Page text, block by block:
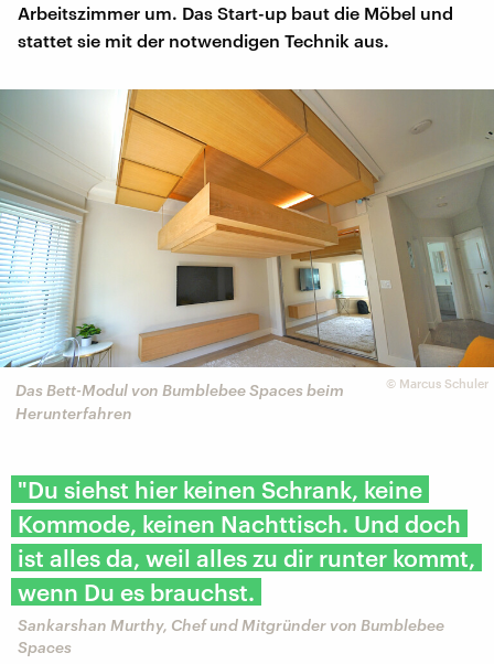
Arbeitszimmer um. Das Start-up baut die Möbel und
stattet sie mit der notwendigen Technik aus.
© Marcus Schuler
Das Bett-Modul von Bumblebee Spaces beim
Herunterfahren
"Du siehst hier keinen Schrank, keine
Kommode, keinen Nachttisch. Und doch
ist alles da, weil alles zu dir runter kommt,
wenn Du es brauchst.
Sankarshan Murthy, Chef und Mitgründer von Bumblebee
Spaces